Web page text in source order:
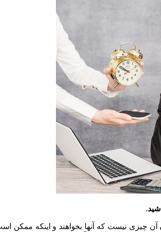
آن چیزی نیست که آنها بخواهند و اینکه